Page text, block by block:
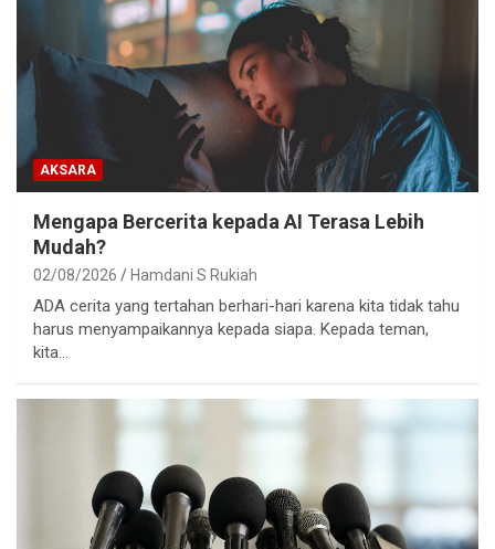
AKSARA
Mengapa Bercerita kepada AI Terasa Lebih
Mudah?
02/08/2026 Hamdani S Rukiah
ADA cerita yang tertahan berhari-hari karena kita tidak tahu
harus menyampaikannya kepada siapa. Kepada teman,
kita…